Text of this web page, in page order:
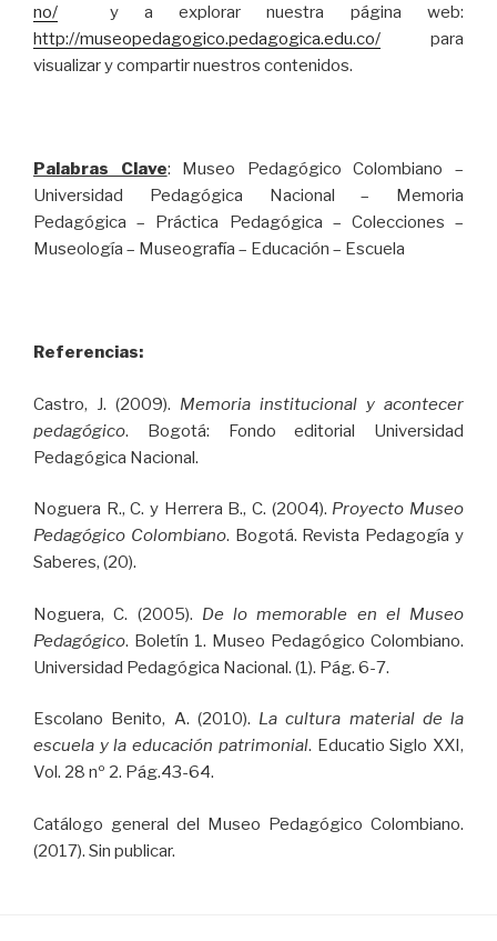
no/ y a explorar nuestra página web:
http://museopedagogico.pedagogica.edu.co/ para
visualizar y compartir nuestros contenidos.
Palabras Clave: Museo Pedagógico Colombiano –
Universidad Pedagógica Nacional – Memoria
Pedagógica – Práctica Pedagógica – Colecciones –
Museología – Museografía – Educación – Escuela
Referencias:
Castro, J. (2009). Memoria institucional y acontecer
pedagógico. Bogotá: Fondo editorial Universidad
Pedagógica Nacional.
Noguera R., C. y Herrera B., C. (2004). Proyecto Museo
Pedagógico Colombiano. Bogotá. Revista Pedagogía y
Saberes, (20).
Noguera, C. (2005). De lo memorable en el Museo
Pedagógico. Boletín 1. Museo Pedagógico Colombiano.
Universidad Pedagógica Nacional. (1). Pág. 6-7.
Escolano Benito, A. (2010). La cultura material de la
escuela y la educación patrimonial. Educatio Siglo XXI,
Vol. 28 nº 2. Pág.43-64.
Catálogo general del Museo Pedagógico Colombiano.
(2017). Sin publicar.